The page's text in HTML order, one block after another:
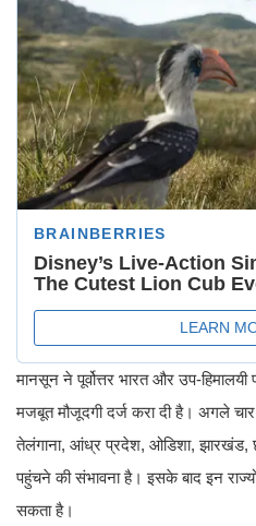
मानसून ने पूर्वोत्तर भारत और उप-
मजबूत मौजूदगी दर्ज करा दी है। अगले चार
तेलंगाना, आंध्र प्रदेश, ओडिशा, झारखंड,
पहुंचने की संभावना है। इसके बाद इन
सकता है।